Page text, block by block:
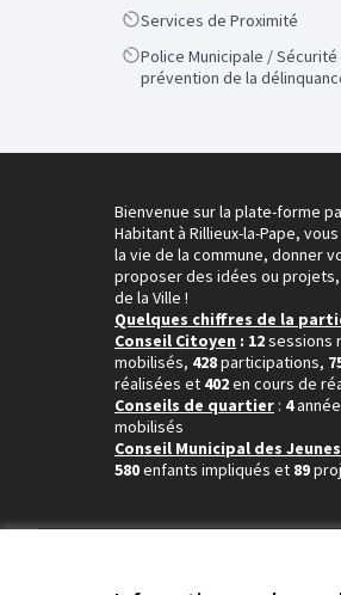
ScopeServices de Proximité
Scope
Police Municipale / Sécurité et
prévention de la
Bienvenue sur la plate-forme
Habitant à Rillieux-la-Pape,
la vie de la commune, donner
proposer des idées ou
de la Ville !
Quelques chiffres de la
Conseil Citoyen : 12sessions
mobilisés, 428participations,
réalisées et 402en cours de
Conseils de quartier : 4
mobilisés
Conseil Municipal des Jeunes
580enfants impliqués et 89